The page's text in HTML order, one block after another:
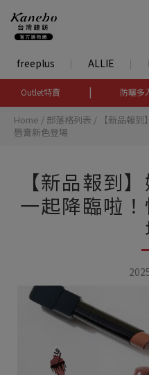
freeplus ALLIE
Outlet特賣 | 防曬多
Home / 部落格列表 /
【新品報
唇膏新色登場
【新品報到
一起降臨啦